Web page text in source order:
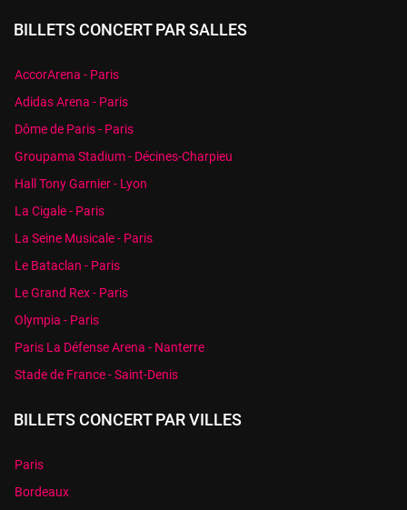
BILLETS CONCERT PAR SALLES
AccorArena - Paris
Adidas Arena - Paris
Dôme de Paris - Paris
Groupama Stadium - Décines-Charpieu
Hall Tony Garnier - Lyon
La Cigale - Paris
La Seine Musicale - Paris
Le Bataclan - Paris
Le Grand Rex - Paris
Olympia - Paris
Paris La Défense Arena - Nanterre
Stade de France - Saint-Denis
BILLETS CONCERT PAR VILLES
Paris
Bordeaux